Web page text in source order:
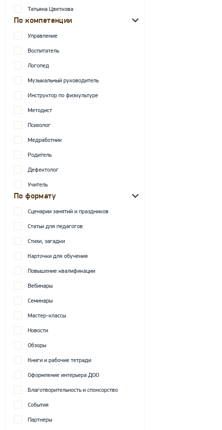
Татьяна Цветкова
По компетенции
Управление
Воспитатель
Логопед
Музыкальный руководитель
Инструктор по физкультуре
Методист
Психолог
Медработник
Родитель
Дефектолог
Учитель
По формату
Сценарии занятий и праздников
Статьи для педагогов
Стихи, загадки
Карточки для обучения
Повышение квалификации
Вебинары
Семинары
Мастер-классы
Новости
Обзоры
Книги и рабочие тетради
Оформление интерьера ДОО
Благотворительность и спонсорство
События
Партнеры